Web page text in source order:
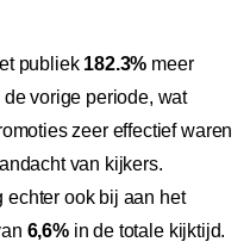
publiek 182.3% meer
vorige periode, wat
zeer effectief waren
van kijkers.
echter ook bij aan het
6,6%in de totale kijktijd.